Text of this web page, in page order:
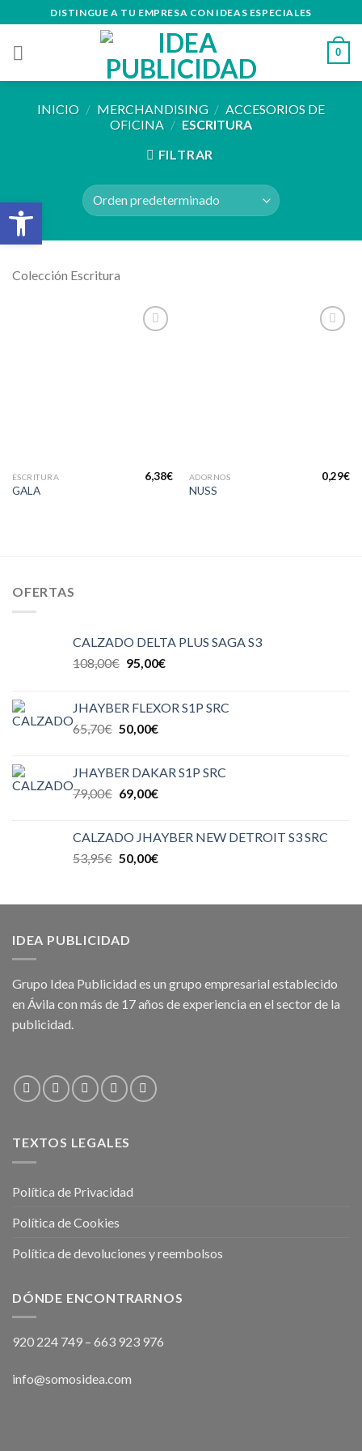
to
content
DISTINGUE A TU EMPRESA CON IDEAS ESPECIALES
0
INICIO / MERCHANDISING / ACCESORIOS DE
OFICINA / ESCRITURA
FILTRAR
Colección Escritura
ESCRITURA
GALA
6,38€ ADORNOS
NUSS
0,29€
OFERTAS
CALZADO DELTA PLUS SAGA S3
108,00€ 95,00€
JHAYBER FLEXOR S1P SRC
65,70€ 50,00€
JHAYBER DAKAR S1P SRC
79,00€ 69,00€
CALZADO JHAYBER NEW DETROIT S3 SRC
53,95€ 50,00€
IDEA PUBLICIDAD
Grupo Idea Publicidad es un grupo empresarial establecido
en Ávila con más de 17 años de experiencia en el sector de la
publicidad.
TEXTOS LEGALES
Política de Privacidad
Política de Cookies
Política de devoluciones y reembolsos
DÓNDE ENCONTRARNOS
920 224 749 – 663 923 976
info@somosidea.com
Abrir barra de herramientas